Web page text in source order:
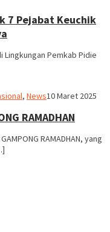
7 Pejabat Keuchik
Lingkungan Pemkab Pidie
, News10 Maret 2025
RAMADHAN
RAMADHAN, yang